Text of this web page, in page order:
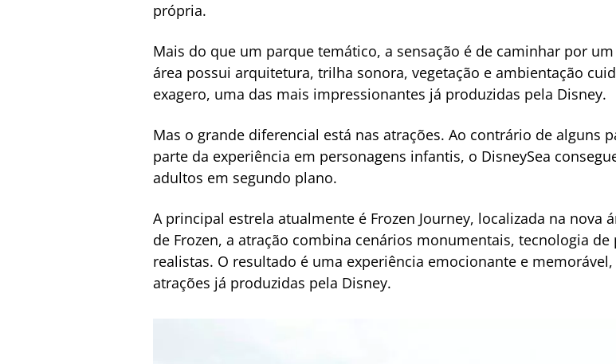
própria.
Mais do que um parque temático, a sensação é de caminhar por
área possui arquitetura, trilha sonora, vegetação e ambientação
exagero, uma das mais impressionantes já produzidas pela Disney.
Mas o grande diferencial está nas atrações. Ao contrário de alguns
parte da experiência em personagens infantis, o DisneySea
adultos em segundo plano.
A principal estrela atualmente é Frozen Journey, localizada na nova
de Frozen, a atração combina cenários monumentais, tecnologia
realistas. O resultado é uma experiência emocionante e
atrações já produzidas pela Disney.